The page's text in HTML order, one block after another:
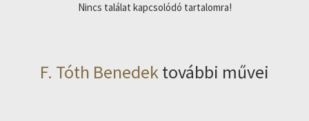
Nincs találat kapcsolódó tartalomra!
F. Tóth Benedektovábbi művei